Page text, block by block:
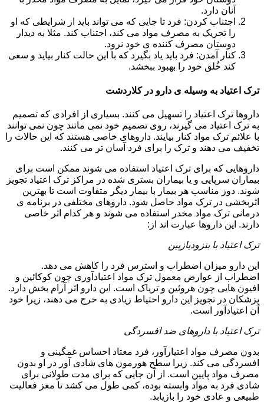
آنان دارد.
اجتناب کردن: فرد تا جایی که می تواند باید از شرایطی که او
را تحریک به مصرف مواد می کند، اجتناب کند. مثلا به دیدار
دوستان مصرف کننده ی خود نرود.
کنار آمدن: فرد باید یاد بگیرد که با این حالت کنار بیاید و سعی
کند خُلق خود را بهبود ببخشد.
ترک اعتیاد به وسیله ی دارو در کلاردشت
داروها ترک اعتیاد را تسهیل می کنند. بسیاری از افرادی که تصمیم
به ترک اعتیاد می گیرند، روی تصمیم خود نمی مانند چون نمی توانند
با علائم ترک مواد کنار بیایند. داروهای خاصی هستند که این حالات را
تخفیف می دهند و ترک را برای فرد آسان تر می کنند.
داروهایی که برای ترک اعتیاد استفاده می شوند ممکن است برای
بیماران سرپایی و یا بیماران بستری شده در مراکز ترک اعتیاد تجویز
شوند. دوز مناسب هر بیمار با بیمار دیگر متفاوت است تا بهترین
اثربخشی در ترک مواد حاصل شود. داروهای مختلفی در برنامه ی
درمانی ترک مواد مخدر استفاده می شوند و هر کدام اثر خاصی
دارند. این داروها عبارت اند از:
ترک اعتیاد با بنزودیازپین
این دارو میزان اضطراب و استرس فرد را کاهش می دهد.
اضطراب از عوارض معمول ترک مواد اعتیادآوری چون کوکائین و
افیون هایی چون هروئین و تریاک است. این دارو اثر آرام بخش دارد.
پزشکان در تجویز این دارو احتیاط زیادی به خرج می دهند، زیرا خود
آن اعتیادآور است.
ترک اعتیاد با داروهای ضد افسردگی
بدون مصرف مواد اعتیارآور، فرد معتاد احساس غمگینی و
افسردگی می کند. زیرا سطح هورمون های شادی آور در او بدون
مصرف مواد پایین است. از آن جایی که برای مدت طولانی برای
شادی فرد به مواد وابسته بوده، کمی طول می کشد تا مغز فعالیت
طبیعی و عادی خود را بازیابد.